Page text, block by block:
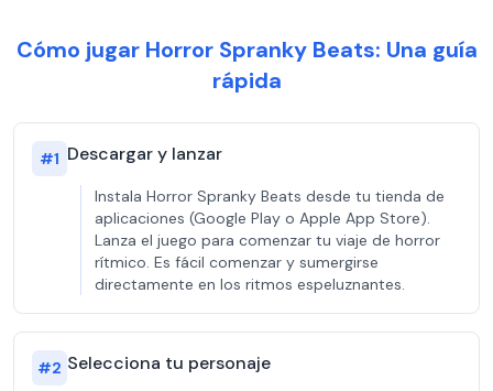
Cómo jugar Horror Spranky Beats: Una guía
rápida
#1 Descargar y lanzar
Instala Horror Spranky Beats desde tu tienda de
aplicaciones (Google Play o Apple App Store).
Lanza el juego para comenzar tu viaje de horror
rítmico. Es fácil comenzar y sumergirse
directamente en los ritmos espeluznantes.
#2 Selecciona tu personaje